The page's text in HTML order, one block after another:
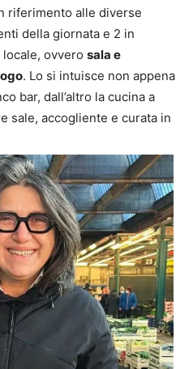
riferimento alle diverse
della giornata e 2 in
ovvero sala e
. Lo si intuisce non appena
bar, dall’altro la cucina a
sale, accogliente e curata in